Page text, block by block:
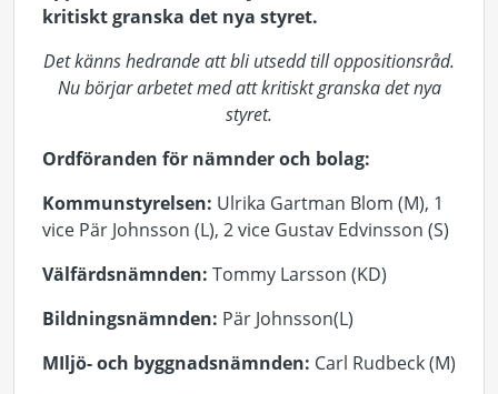
Det känns hedrande att bli utsedd till oppositionsråd.
Nu börjar arbetet med att kritiskt granska det nya
styret.
Ordföranden för nämnder och bolag:
Kommunstyrelsen: Ulrika Gartman Blom (M), 1
vice Pär Johnsson (L), 2 vice Gustav Edvinsson (S)
Välfärdsnämnden: Tommy Larsson (KD)
Bildningsnämnden: Pär Johnsson(L)
MIljö- och byggnadsnämnden: Carl Rudbeck (M)